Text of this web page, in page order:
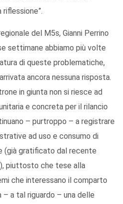
riflessione”.
del M5s, Gianni Perrino
settimane abbiamo più volte
di queste problematiche,
ancora nessuna risposta.
in giunta non si riesce ad
e concreta per il rilancio
– purtroppo – a registrare
ad uso e consumo di
(già gratificato dal recente
piuttosto che tese alla
che interessano il comparto
– a tal riguardo – una delle